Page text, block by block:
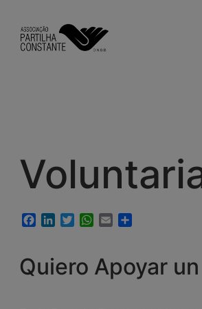
contenido
Facebook
LinkedInTwitterWhatsApp
Email
Quiero Apoyar